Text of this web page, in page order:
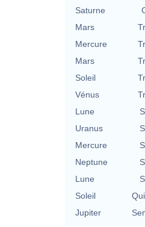
Saturne
Mars
Mercure
Mars
Soleil
Vénus
Lune
Uranus
Mercure
Neptune
Lune
Soleil
Jupiter